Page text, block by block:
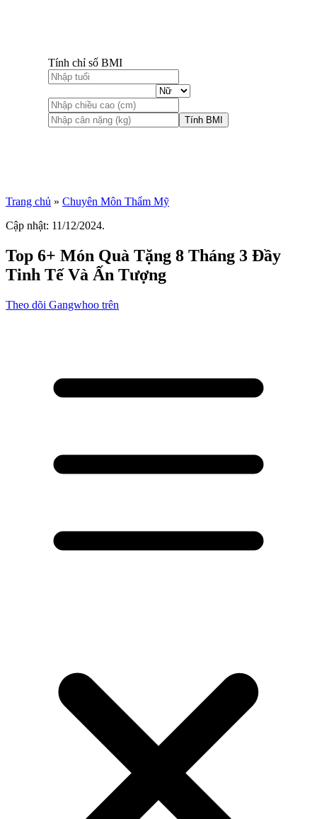
Tính chỉ số BMI
Tính BMI
Trang chủ » Chuyên Môn Thẩm Mỹ
Cập nhật: 11/12/2024.
Top 6+ Món Quà Tặng 8 Tháng 3 Đầy
Tinh Tế Và Ấn Tượng
Theo dõi Gangwhoo trên